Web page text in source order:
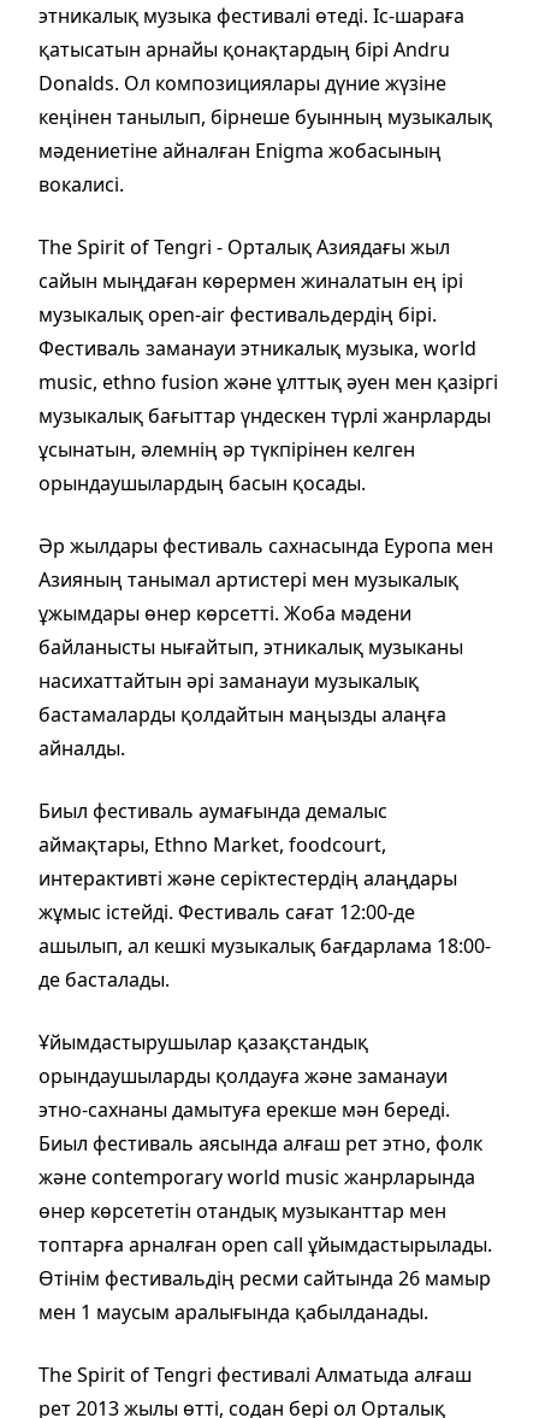
этникалық музыка фестивалі өтеді. Іс-шараға
қатысатын арнайы қонақтардың бірі Andru
Donalds. Ол композициялары дүние жүзіне
кеңінен танылып, бірнеше буынның музыкалық
мәдениетіне айналған Enigma жобасының
вокалисі.
The Spirit of Tengri - Орталық Азиядағы жыл
сайын мыңдаған көрермен жиналатын ең ірі
музыкалық open-air фестивальдердің бірі.
Фестиваль заманауи этникалық музыка, world
music, ethno fusion және ұлттық әуен мен қазіргі
музыкалық бағыттар үндескен түрлі жанрларды
ұсынатын, әлемнің әр түкпірінен келген
орындаушылардың басын қосады.
Әр жылдары фестиваль сахнасында Еуропа мен
Азияның танымал артистері мен музыкалық
ұжымдары өнер көрсетті. Жоба мәдени
байланысты нығайтып, этникалық музыканы
насихаттайтын әрі заманауи музыкалық
бастамаларды қолдайтын маңызды алаңға
айналды.
Биыл фестиваль аумағында демалыс
аймақтары, Ethno Market, foodcourt,
интерактивті және серіктестердің алаңдары
жұмыс істейді. Фестиваль сағат 12:00-де
ашылып, ал кешкі музыкалық бағдарлама 18:00-
де басталады.
Ұйымдастырушылар қазақстандық
орындаушыларды қолдауға және заманауи
этно-сахнаны дамытуға ерекше мән береді.
Биыл фестиваль аясында алғаш рет этно, фолк
және contemporary world music жанрларында
өнер көрсететін отандық музыканттар мен
топтарға арналған open call ұйымдастырылады.
Өтінім фестивальдің ресми сайтында 26 мамыр
мен 1 маусым аралығында қабылданады.
The Spirit of Tengri фестивалі Алматыда алғаш
рет 2013 жылы өтті, содан бері ол Орталық